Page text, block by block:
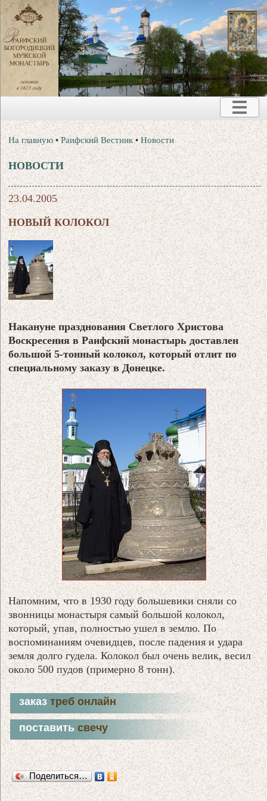
На главную •Раифский Вестник •Новости
НОВОСТИ
23.04.2005
НОВЫЙ КОЛОКОЛ
Накануне празднования Светлого Христова
Воскресения в Раифский монастырь доставлен
большой 5-тонный колокол, который отлит по
специальному заказу в Донецке.
Напомним, что в 1930 году большевики сняли со
звонницы монастыря самый большой колокол,
который, упав, полностью ушел в землю. По
воспоминаниям очевидцев, после падения и удара
земля долго гудела. Колокол был очень велик, весил
около 500 пудов (примерно 8 тонн).
заказтреб онлайн
поставитьсвечу
Поделиться…